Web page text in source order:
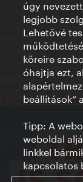
Kapcsolat
Credits
Adatvédelmi
Terms of Use
Megközelíthetőség
Sajtókapcsolat
Sütik beállítása
© Copyright
úgy
legjobb
Lehetővé
köreire
óhajtja ezt,
beállítások“
Tipp: A
weboldal
linkkel
kapcsolatos